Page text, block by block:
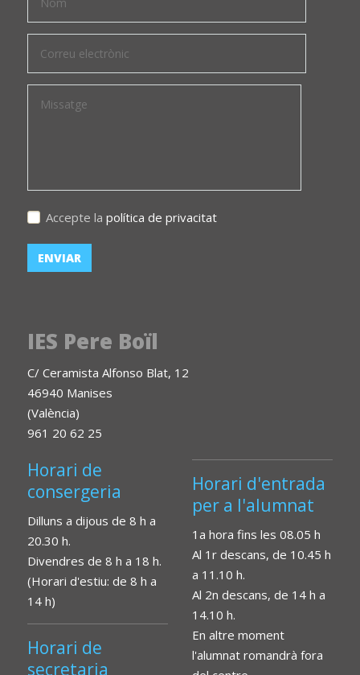
Accepte la política de privacitat
IES Pere Boïl
C/ Ceramista Alfonso Blat, 12
46940 Manises
(València)
961 20 62 25
Horari de
consergeria
Dilluns a dijous de 8 h a
20.30 h.
Divendres de 8 h a 18 h.
(Horari d'estiu: de 8 h a
14 h)
Horari de
secretaria
Horari d'entrada
per a l'alumnat
1a hora fins les 08.05 h
Al 1r descans, de 10.45 h
a 11.10 h.
Al 2n descans, de 14 h a
14.10 h.
En altre moment
l'alumnat romandrà fora